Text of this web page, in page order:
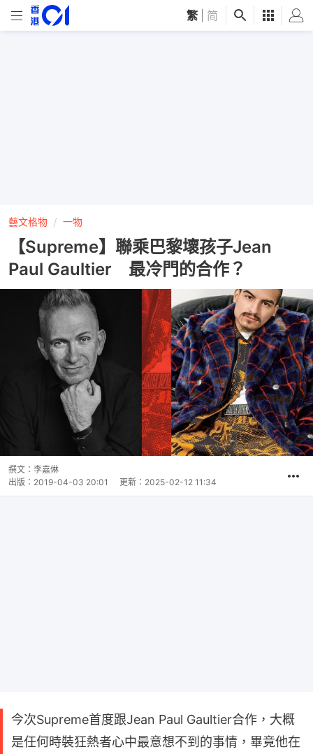
繁 简
藝文格物 一物
【Supreme】聯乘巴黎壞孩子Jean
Paul Gaultier 最冷門的合作？
撰文： 李嘉㑣
出版： 2019-04-03 20:01 更新： 2025-02-12 11:34
今次Supreme首度跟Jean Paul Gaultier合作，大概
是任何時裝狂熱者心中最意想不到的事情，畢竟他在